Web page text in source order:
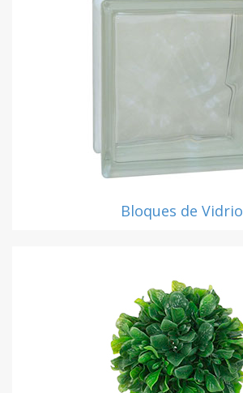
Bloques de Vidrio